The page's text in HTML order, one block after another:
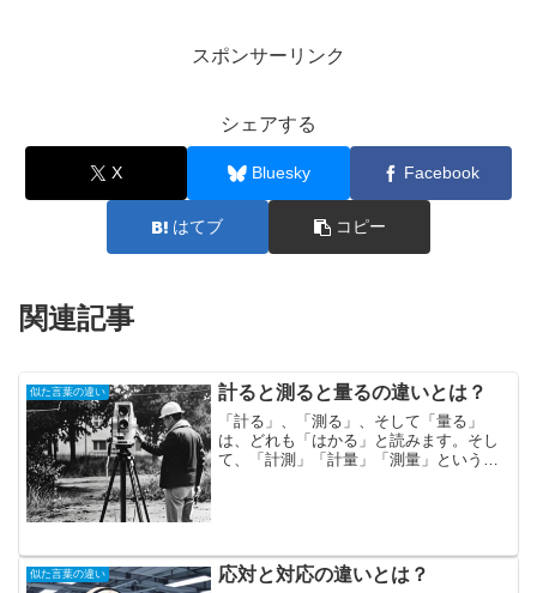
スポンサーリンク
シェアする
X Bluesky Facebook
はてブ コピー
関連記事
似た言葉の違い 計ると測ると量るの違いとは？
「計る」、「測る」、そして「量る」
は、どれも「はかる」と読みます。そし
て、「計測」「計量」「測量」という言
似た言葉の違い 応対と対応の違いとは？